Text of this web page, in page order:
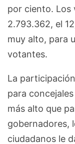
por ciento. Los
2.793.362, el
muy alto, para
votantes.
La
para
más alto que
gobernadores,
ciudadanos le